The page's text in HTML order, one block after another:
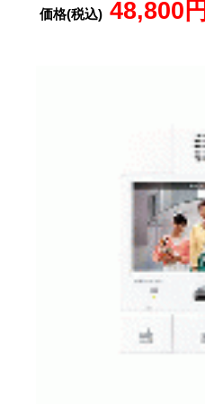
価格(税込)48,800円